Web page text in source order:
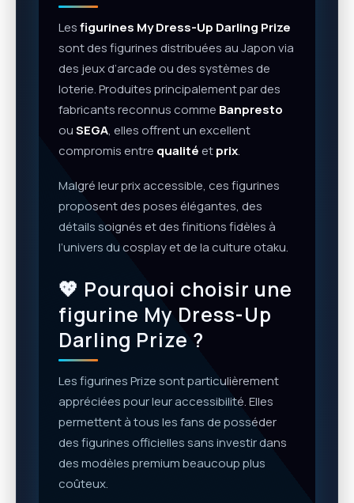
Lesfigurines My Dress-Up Darling Prize
sont des figurines distribuées au Japon via
des jeux d’arcade ou des systèmes de
loterie. Produites principalement par des
fabricants reconnus comme Banpresto
ouSEGA, elles offrent un excellent
compromis entre qualité etprix.
Malgré leur prix accessible, ces figurines
proposent des poses élégantes, des
détails soignés et des finitions fidèles à
l’univers du cosplay et de la culture otaku.
💖 Pourquoi choisir une
figurine My Dress-Up
Darling Prize ?
Les figurines Prize sont particulièrement
appréciées pour leur accessibilité. Elles
permettent à tous les fans de posséder
des figurines officielles sans investir dans
des modèles premium beaucoup plus
coûteux.